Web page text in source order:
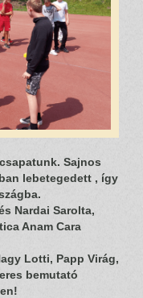
Sajnos
lebetegedett , így
Nardai Sarolta,
Anam Cara
Lotti, Papp Virág,
bemutató